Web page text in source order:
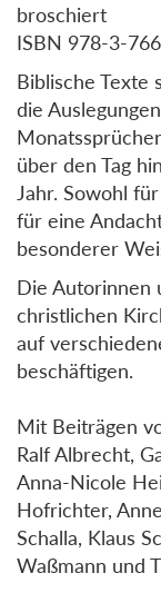
broschiert
ISBN 978-3-
Biblische Texte
die
über den Tag
Jahr. Sowohl
für eine
besonderer
Die Autorinnen
christlichen
auf
beschäftigen.
Mit Beiträgen
Ralf Albrecht,
Anna-Nicole
Hofrichter,
Schalla, Klaus
Waßmann und